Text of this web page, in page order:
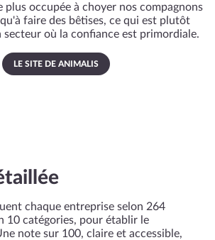
plus occupée à choyer nos compagnons
faire des bêtises, ce qui est plutôt
secteur où la confiance est primordiale.
LE SITE DE ANIMALIS
chaque entreprise selon 264
10 catégories, pour établir le
note sur 100, claire et accessible,